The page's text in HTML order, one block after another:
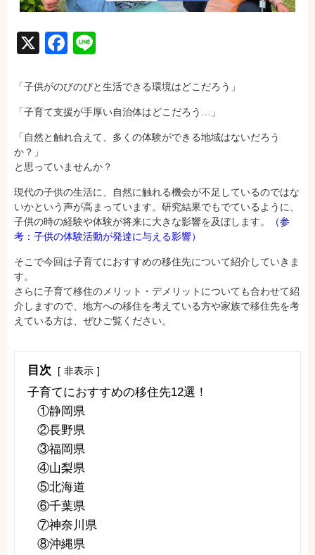
X Facebook
「子供がのびのびと生活できる環境はどこだろう」
「子育て支援が手厚い自治体はどこだろう…」
「自然と触れ合えて、多くの体験ができる地域はないだろう
か？」
と思っていませんか？
現代の子供の生活に、自然に触れる機会が不足しているのではな
いかという声が高まっています。研究結果でもでているように、
子供の時の経験や体験が将来に大きな影響を及ぼします。
（参
考：子供の体験活動が発達に与える影響）
そこで今回は子育てにおすすめの移住先について紹介していきま
す。
さらに子育て移住のメリット・デメリットについても合わせて紹
介しますので、地方への移住を考えている方や家族で移住先を考
えている方は、ぜひご覧ください。
目次 非表示
子育てにおすすめの移住先12選！
①静岡県
②長野県
③福岡県
④山梨県
⑤北海道
⑥千葉県
⑦神奈川県
⑧沖縄県